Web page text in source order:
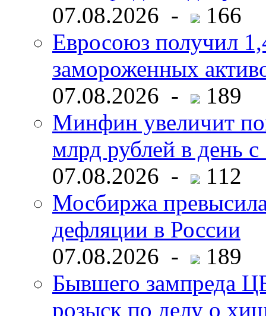
07.08.2026 -
166
Евросоюз получил
замороженных
07.08.2026 -
189
Минфин увеличит
млрд рублей в день с
07.08.2026 -
112
Мосбиржа
дефляции в России
07.08.2026 -
189
Бывшего зампреда
розыск по делу о